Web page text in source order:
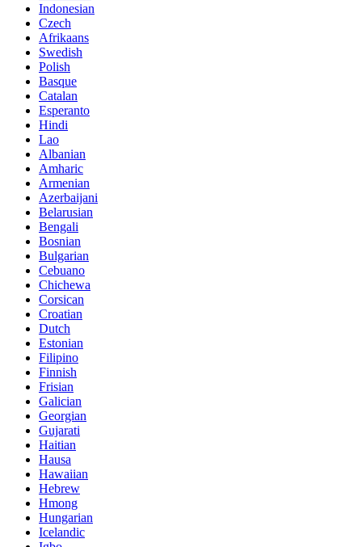
Indonesian
Czech
Afrikaans
Swedish
Polish
Basque
Catalan
Esperanto
Hindi
Lao
Albanian
Amharic
Armenian
Azerbaijani
Belarusian
Bengali
Bosnian
Bulgarian
Cebuano
Chichewa
Corsican
Croatian
Dutch
Estonian
Filipino
Finnish
Frisian
Galician
Georgian
Gujarati
Haitian
Hausa
Hawaiian
Hebrew
Hmong
Hungarian
Icelandic